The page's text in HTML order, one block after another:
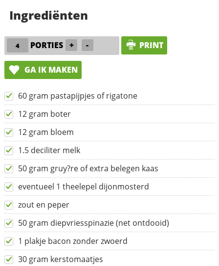
Ingrediënten
PORTIES + - PRINT
GA IK MAKEN
60 gram pastapijpjes of rigatone
12 gram boter
12 gram bloem
1.5 deciliter melk
50 gram gruy?re of extra belegen kaas
eventueel 1 theelepel dijonmosterd
zout en peper
50 gram diepvriesspinazie (net ontdooid)
1 plakje bacon zonder zwoerd
30 gram kerstomaatjes